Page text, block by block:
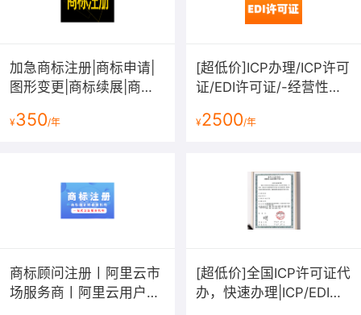
加急商标注册|商标申请|
图形变更|商标续展|商标
拿不到受理通知书退款
¥350/年
[超低价]ICP办理/ICP许可
证/EDI许可证/-经营性网
务许可证
¥2500/年
商标顾问注册丨阿里云市
场服务商丨阿里云用户专
[超低价]全国ICP许可证代
办，快速办理|ICP/EDI许